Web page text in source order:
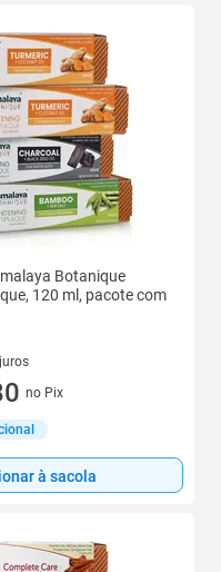
Botanique
120 ml, pacote com
jurosno Pix
à sacola